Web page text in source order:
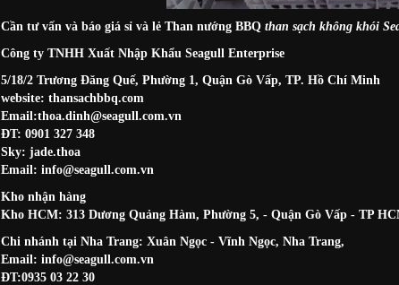
Cần tư vấn và báo giá sỉ và lẻ Than nướng BBQ than sạch không khói
Công ty TNHH Xuất Nhập Khẩu Seagull Enterprise
5/18/2 Trương Đăng Quế, Phường 1, Quận Gò Vấp, TP. Hồ Chí Minh
website: thansachbbq.com
Email:thoa.dinh@seagull.com.vn
ĐT: 0901 327 348
Sky: jade.thoa
Email: info@seagull.com.vn
Kho nhận hàng
Kho HCM: 313 Dương Quảng Hàm, Phường 5, - Quận Gò Vấp - TP
Chi nhánh tại Nha Trang: Xuân Ngọc - Vĩnh Ngọc, Nha Trang,
Email: info@seagull.com.vn
ĐT:0935 03 22 30